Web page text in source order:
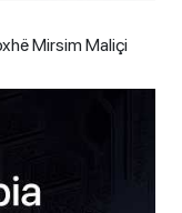
Mirsim Maliçi